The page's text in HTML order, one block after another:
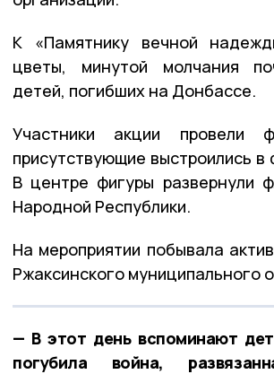
К «Памятнику вечной
цветы, минутой молчания
детей, погибших на Донбассе.
Участники акции провели
присутствующие выстроились
В центре фигуры развернули
Народной Республики.
На мероприятии побывала
Ржаксинского муниципального
— В этот день вспоминают
погубила война,